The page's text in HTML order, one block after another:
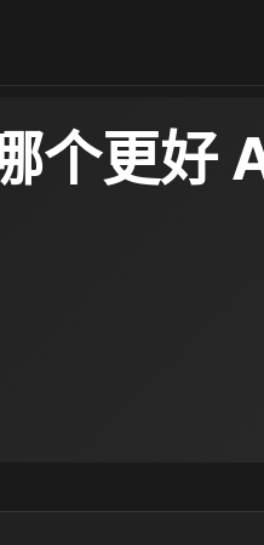
个更好